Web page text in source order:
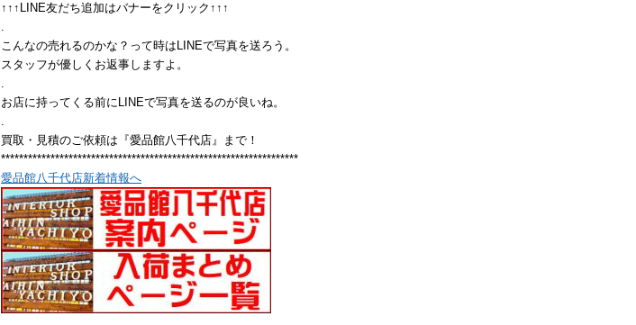
↑↑↑LINE友だち追加はバナーをクリック↑↑↑
.
こんなの売れるのかな？って時はLINEで写真を送ろう。
スタッフが優しくお返事しますよ。
.
お店に持ってくる前にLINEで写真を送るのが良いね。
.
買取・見積のご依頼は『愛品館八千代店』まで！
******************************************************************
愛品館八千代店新着情報へ